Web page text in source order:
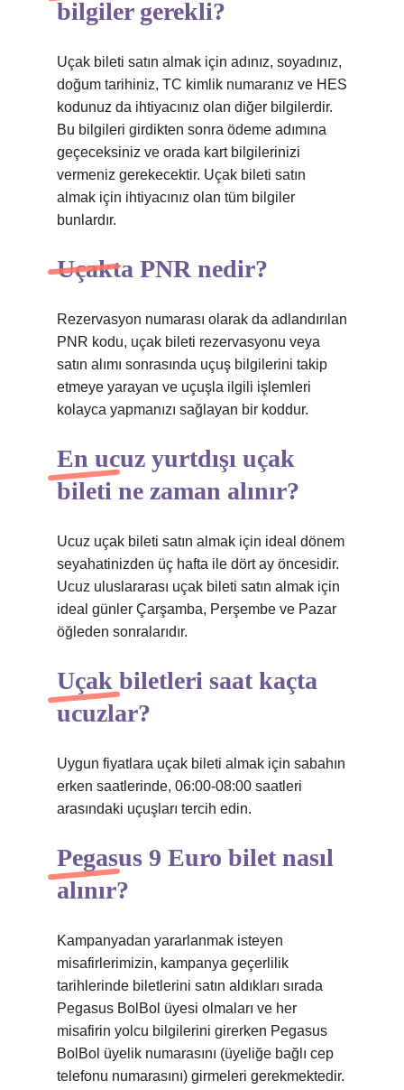
bilgiler gerekli?
Uçak bileti satın almak için adınız, soyadınız,
doğum tarihiniz, TC kimlik numaranız ve HES
kodunuz da ihtiyacınız olan diğer bilgilerdir.
Bu bilgileri girdikten sonra ödeme adımına
geçeceksiniz ve orada kart bilgilerinizi
vermeniz gerekecektir. Uçak bileti satın
almak için ihtiyacınız olan tüm bilgiler
bunlardır.
Uçakta PNR nedir?
Rezervasyon numarası olarak da adlandırılan
PNR kodu, uçak bileti rezervasyonu veya
satın alımı sonrasında uçuş bilgilerini takip
etmeye yarayan ve uçuşla ilgili işlemleri
kolayca yapmanızı sağlayan bir koddur.
En ucuz yurtdışı uçak
bileti ne zaman alınır?
Ucuz uçak bileti satın almak için ideal dönem
seyahatinizden üç hafta ile dört ay öncesidir.
Ucuz uluslararası uçak bileti satın almak için
ideal günler Çarşamba, Perşembe ve Pazar
öğleden sonralarıdır.
Uçak biletleri saat kaçta
ucuzlar?
Uygun fiyatlara uçak bileti almak için sabahın
erken saatlerinde, 06:00-08:00 saatleri
arasındaki uçuşları tercih edin.
Pegasus 9 Euro bilet nasıl
alınır?
Kampanyadan yararlanmak isteyen
misafirlerimizin, kampanya geçerlilik
tarihlerinde biletlerini satın aldıkları sırada
Pegasus BolBol üyesi olmaları ve her
misafirin yolcu bilgilerini girerken Pegasus
BolBol üyelik numarasını (üyeliğe bağlı cep
telefonu numarasını) girmeleri gerekmektedir.